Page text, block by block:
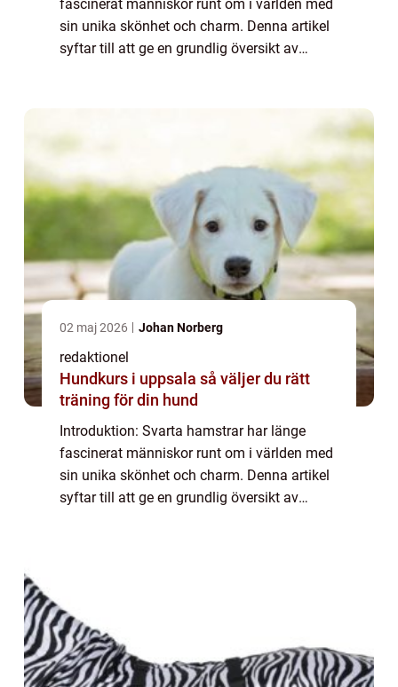
fascinerat människor runt om i världen med
sin unika skönhet och charm. Denna artikel
syftar till att ge en grundlig översikt av
02 maj 2026 Johan Norberg
redaktionel
Hundkurs i uppsala så väljer du rätt
träning för din hund
Introduktion: Svarta hamstrar har länge
fascinerat människor runt om i världen med
sin unika skönhet och charm. Denna artikel
syftar till att ge en grundlig översikt av